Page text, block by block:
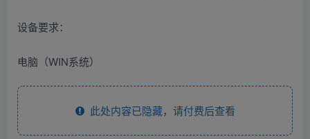
设备要求：
电脑（WIN系统）
此处内容已隐藏，请付费后查看